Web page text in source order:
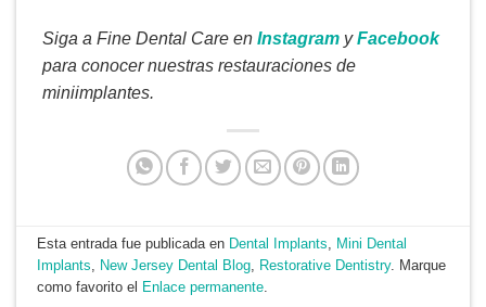
Siga a Fine Dental Care en Instagram yFacebook
para conocer nuestras restauraciones de
miniimplantes.
Esta entrada fue publicada en Dental Implants, Mini Dental
Implants, New Jersey Dental Blog, Restorative Dentistry. Marque
como favorito el Enlace permanente.